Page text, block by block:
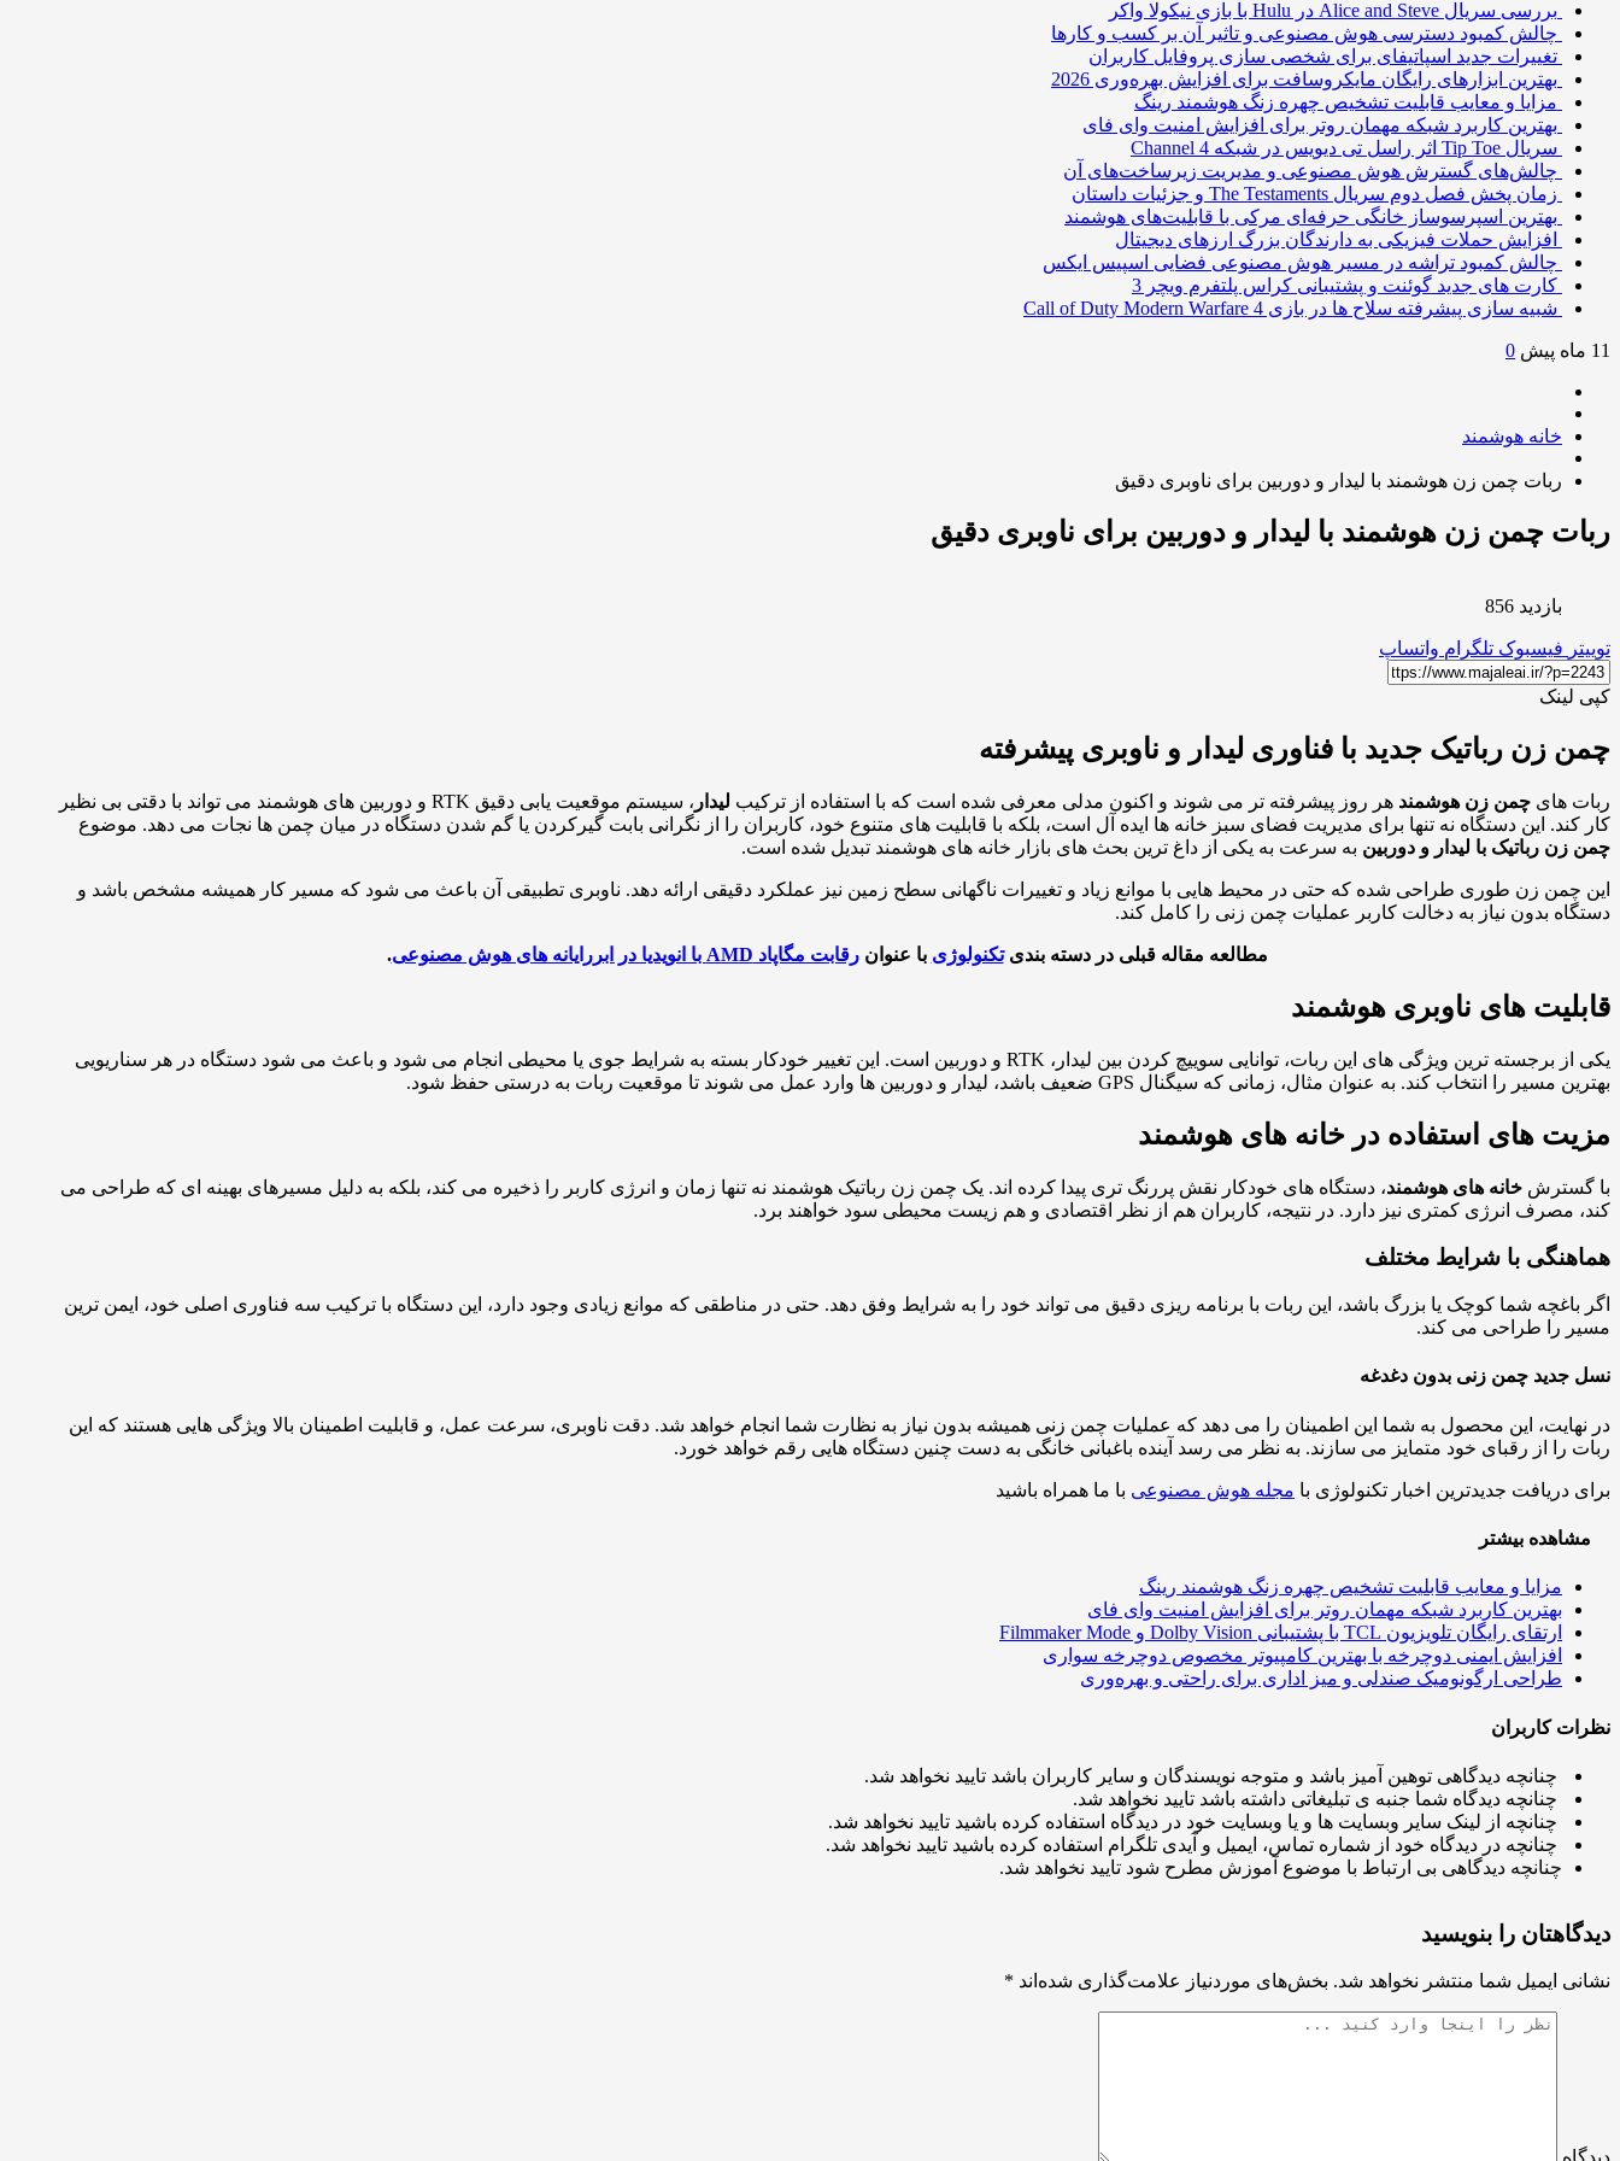
بررسی سریال Alice and Steve در Hulu با بازی نیکولا واکر
چالش کمبود دسترسی هوش مصنوعی و تاثیر آن بر کسب و کارها
تغییرات جدید اسپاتیفای برای شخصی سازی پروفایل کاربران
بهترین ابزارهای رایگان مایکروسافت برای افزایش بهره‌وری 2026
مزایا و معایب قابلیت تشخیص چهره زنگ هوشمند رینگ
بهترین کاربرد شبکه مهمان روتر برای افزایش امنیت وای فای
سریال Tip Toe اثر راسل تی دیویس در شبکه Channel 4
چالش‌های گسترش هوش مصنوعی و مدیریت زیرساخت‌های آن
زمان پخش فصل دوم سریال The Testaments و جزئیات داستان
بهترین اسپرسوساز خانگی حرفه‌ای مرکی با قابلیت‌های هوشمند
افزایش حملات فیزیکی به دارندگان بزرگ ارزهای دیجیتال
چالش کمبود تراشه در مسیر هوش مصنوعی فضایی اسپیس ایکس
کارت های جدید گوئنت و پشتیبانی کراس پلتفرم ویچر 3
شبیه سازی پیشرفته سلاح ها در بازی Call of Duty Modern Warfare 4
11 ماه پیش 0
خانه هوشمند
ربات چمن زن هوشمند با لیدار و دوربین برای ناوبری دقیق
ربات چمن زن هوشمند با لیدار و دوربین برای ناوبری دقیق
بازدید 856
توییتر فیسبوک تلگرام واتساپ
کپی لینک
چمن زن رباتیک جدید با فناوری لیدار و ناوبری پیشرفته
ربات های چمن زن هوشمند هر روز پیشرفته تر می شوند و اکنون مدلی معرفی شده است که با استفاده از ترکیب لیدار
، سیستم موقعیت یابی دقیق RTK و دوربین های هوشمند می تواند با دقتی بی نظیر
کار کند. این دستگاه نه تنها برای مدیریت فضای سبز خانه ها ایده آل است، بلکه با قابلیت های متنوع خود، کاربران را از نگرانی بابت گیرکردن یا گم شدن دستگاه در میان چمن ها نجات می دهد. موضوع
چمن زن رباتیک با لیدار و دوربین به سرعت به یکی از داغ ترین بحث های بازار خانه های هوشمند تبدیل شده است.
این چمن زن طوری طراحی شده که حتی در محیط هایی با موانع زیاد و تغییرات ناگهانی سطح زمین نیز عملکرد دقیقی ارائه دهد. ناوبری تطبیقی آن باعث می شود که مسیر کار همیشه مشخص باشد و
دستگاه بدون نیاز به دخالت کاربر عملیات چمن زنی را کامل کند.
مطالعه مقاله قبلی در دسته بندیتکنولوژی با عنوانرقابت مگاپاد AMD با انویدیا در ابررایانه های هوش مصنوعی .
قابلیت های ناوبری هوشمند
یکی از برجسته ترین ویژگی های این ربات، توانایی سوییچ کردن بین لیدار، RTK و دوربین است. این تغییر خودکار بسته به شرایط جوی یا محیطی انجام می شود و باعث می شود دستگاه در هر سناریویی
بهترین مسیر را انتخاب کند. به عنوان مثال، زمانی که سیگنال GPS ضعیف باشد، لیدار و دوربین ها وارد عمل می شوند تا موقعیت ربات به درستی حفظ شود.
مزیت های استفاده در خانه های هوشمند
با گسترش خانه های هوشمند، دستگاه های خودکار نقش پررنگ تری پیدا کرده اند. یک چمن زن رباتیک هوشمند نه تنها زمان و انرژی کاربر را ذخیره می کند، بلکه به دلیل مسیرهای بهینه ای که طراحی می
کند، مصرف انرژی کمتری نیز دارد. در نتیجه، کاربران هم از نظر اقتصادی و هم زیست محیطی سود خواهند برد.
هماهنگی با شرایط مختلف
اگر باغچه شما کوچک یا بزرگ باشد، این ربات با برنامه ریزی دقیق می تواند خود را به شرایط وفق دهد. حتی در مناطقی که موانع زیادی وجود دارد، این دستگاه با ترکیب سه فناوری اصلی خود، ایمن ترین
مسیر را طراحی می کند.
نسل جدید چمن زنی بدون دغدغه
در نهایت، این محصول به شما این اطمینان را می دهد که عملیات چمن زنی همیشه بدون نیاز به نظارت شما انجام خواهد شد. دقت ناوبری، سرعت عمل، و قابلیت اطمینان بالا ویژگی هایی هستند که این
ربات را از رقبای خود متمایز می سازند. به نظر می رسد آینده باغبانی خانگی به دست چنین دستگاه هایی رقم خواهد خورد.
برای دریافت جدیدترین اخبار تکنولوژی با مجله هوش مصنوعی با ما همراه باشید
مشاهده بیشتر
مزایا و معایب قابلیت تشخیص چهره زنگ هوشمند رینگ
بهترین کاربرد شبکه مهمان روتر برای افزایش امنیت وای فای
ارتقای رایگان تلویزیون TCL با پشتیبانی Dolby Vision و Filmmaker Mode
افزایش ایمنی دوچرخه با بهترین کامپیوتر مخصوص دوچرخه سواری
طراحی ارگونومیک صندلی و میز اداری برای راحتی و بهره‌وری
نظرات کاربران
چنانچه دیدگاهی توهین آمیز باشد و متوجه نویسندگان و سایر کاربران باشد تایید نخواهد شد.
چنانچه دیدگاه شما جنبه ی تبلیغاتی داشته باشد تایید نخواهد شد.
چنانچه از لینک سایر وبسایت ها و یا وبسایت خود در دیدگاه استفاده کرده باشید تایید نخواهد شد.
چنانچه در دیدگاه خود از شماره تماس، ایمیل و آیدی تلگرام استفاده کرده باشید تایید نخواهد شد.
چنانچه دیدگاهی بی ارتباط با موضوع آموزش مطرح شود تایید نخواهد شد.
دیدگاهتان را بنویسید
نشانی ایمیل شما منتشر نخواهد شد. بخش‌های موردنیاز علامت‌گذاری شده‌اند *